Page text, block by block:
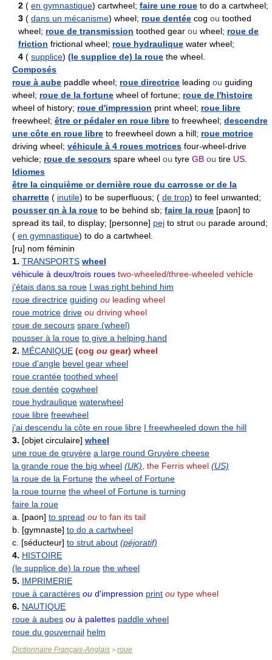
2 ( en gymnastique) cartwheel; faire une roue to do a cartwheel;
3 ( dans un mécanisme) wheel; roue dentée cog ou toothed
wheel; roue de transmission toothed gear ou wheel; roue de
friction frictional wheel; roue hydraulique water wheel;
4 ( supplice) (le supplice de) la roue the wheel.
Composés
roue à aube paddle wheel; roue directrice leading ou guiding
wheel; roue de la fortune wheel of fortune; roue de l'histoire
wheel of history; roue d'impression print wheel; roue libre
freewheel; être or pédaler en roue libre to freewheel; descendre
une côte en roue libre to freewheel down a hill; roue motrice
driving wheel; véhicule à 4 roues motrices four-wheel-drive
vehicle; roue de secours spare wheel ou tyre GB ou tire US
Idiomes
être la cinquième or dernière roue du carrosse or de la
charrette ( inutile) to be superfluous; ( de trop) to feel unwanted;
pousser qn à la roue to be behind sb; faire la roue [paon] to
spread its tail, to display; [personne] pej to strut ou parade around;
( en gymnastique) to do a cartwheel.
[ru] nom féminin
1. TRANSPORTS wheel
véhicule à deux/trois roues two-wheeled/three-wheeled vehicle
j'étais dans sa roue I was right behind him
roue directrice guiding ou leading wheel
roue motrice drive ou driving wheel
roue de secours spare (wheel)
pousser à la roue to give a helping hand
2. MÉCANIQUE (cog ou gear) wheel
roue d'angle bevel gear wheel
roue crantée toothed wheel
roue dentée cogwheel
roue hydraulique waterwheel
roue libre freewheel
j'ai descendu la côte en roue libre I freewheeled down the hill
3. [objet circulaire] wheel
une roue de gruyère a large round Gruyère cheese
la grande roue the big wheel (UK) , the Ferris wheel (US)
la roue de la Fortune the wheel of Fortune
la roue tourne the wheel of Fortune is turning
faire la roue
a. [paon] to spread ou to fan its tail
b. [gymnaste] to do a cartwheel
c. [séducteur] to strut about (péjoratif)
4. HISTOIRE
(le supplice de) la roue the wheel
5. IMPRIMERIE
roue à caractères ou d'impression print ou type wheel
6. NAUTIQUE
roue à aubes ou à palettes paddle wheel
roue du gouvernail helm
Dictionnaire Français-Anglais > roue